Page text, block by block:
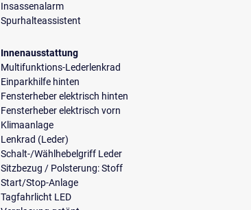
Insassenalarm
Spurhalteassistent
Innenausstattung
Multifunktions-Lederlenkrad
Einparkhilfe hinten
Fensterheber elektrisch hinten
Fensterheber elektrisch vorn
Klimaanlage
Lenkrad (Leder)
Schalt-/Wählhebelgriff Leder
Sitzbezug / Polsterung: Stoff
Start/Stop-Anlage
Tagfahrlicht LED